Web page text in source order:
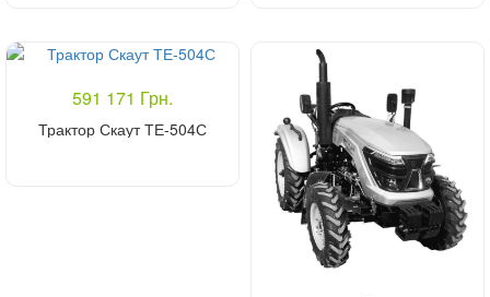
591 171 Грн.
Трактор Скаут ТЕ-504С